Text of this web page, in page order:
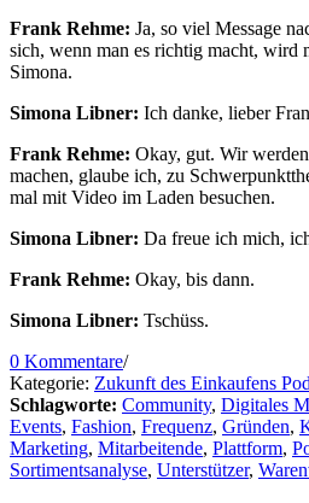
Frank Rehme: Ja, so viel Message
sich, wenn man es richtig macht, wird
Simona.
Simona Libner: Ich danke, lieber
Frank Rehme: Okay, gut. Wir
machen, glaube ich, zu
mal mit Video im Laden besuchen.
Simona Libner: Da freue ich mich,
Frank Rehme: Okay, bis dann.
Simona Libner: Tschüss.
0 Kommentare/
Kategorie: Zukunft des Einkaufens
Schlagworte: Community, Digitales
Events, Fashion, Frequenz, Gründen,
Marketing, Mitarbeitende, Plattform,
Sortimentsanalyse, Unterstützer,